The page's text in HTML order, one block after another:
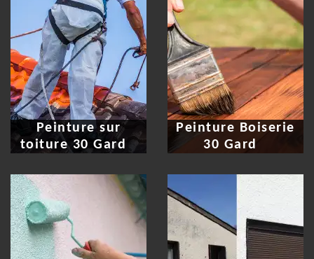
Peinture sur
toiture 30 Gard
Peinture Boiserie
30 Gard